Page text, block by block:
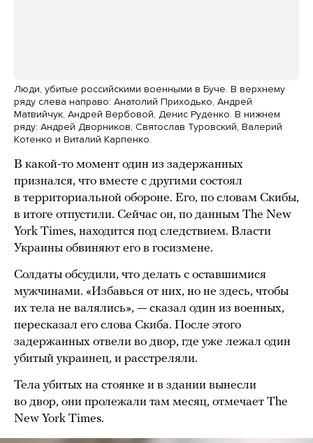
Люди, убитые российскими военными в Буче. В верхнему
ряду слева направо: Анатолий Приходько, Андрей
Матвийчук, Андрей Вербовой, Денис Руденко. В нижнем
ряду: Андрей Дворников, Святослав Туровский, Валерий
Котенко и Виталий Карпенко.
В какой-то момент один из задержанных
признался, что вместе с другими состоял
в территориальной обороне. Его, по словам Скибы,
в итоге отпустили. Сейчас он, по данным The New
York Times, находится под следствием. Власти
Украины обвиняют его в госизмене.
Солдаты обсудили, что делать с оставшимися
мужчинами. «Избавься от них, но не здесь, чтобы
их тела не валялись», — сказал один из военных,
пересказал его слова Скиба. После этого
задержанных отвели во двор, где уже лежал один
убитый украинец, и расстреляли.
Тела убитых на стоянке и в здании вынесли
во двор, они пролежали там месяц, отмечает The
New York Times.